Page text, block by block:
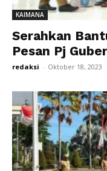
KAIMANA
Serahkan
Pesan Pj
redaksi - Oktober 18, 2023